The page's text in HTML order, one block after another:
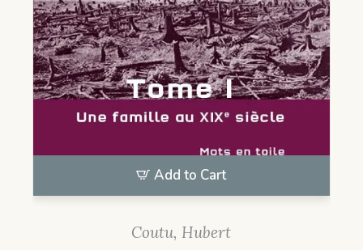
Add to Cart
Coutu, Hubert